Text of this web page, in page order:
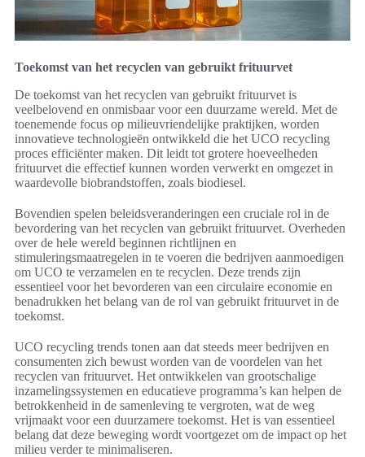
Toekomst van het recyclen van gebruikt frituurvet
De toekomst van het recyclen van gebruikt frituurvet is
veelbelovend en onmisbaar voor een duurzame wereld. Met de
toenemende focus op milieuvriendelijke praktijken, worden
innovatieve technologieën ontwikkeld die het UCO recycling
proces efficiënter maken. Dit leidt tot grotere hoeveelheden
frituurvet die effectief kunnen worden verwerkt en omgezet in
waardevolle biobrandstoffen, zoals biodiesel.
Bovendien spelen beleidsveranderingen een cruciale rol in de
bevordering van het recyclen van gebruikt frituurvet. Overheden
over de hele wereld beginnen richtlijnen en
stimuleringsmaatregelen in te voeren die bedrijven aanmoedigen
om UCO te verzamelen en te recyclen. Deze trends zijn
essentieel voor het bevorderen van een circulaire economie en
benadrukken het belang van de rol van gebruikt frituurvet in de
toekomst.
UCO recycling trends tonen aan dat steeds meer bedrijven en
consumenten zich bewust worden van de voordelen van het
recyclen van frituurvet. Het ontwikkelen van grootschalige
inzamelingssystemen en educatieve programma’s kan helpen de
betrokkenheid in de samenleving te vergroten, wat de weg
vrijmaakt voor een duurzamere toekomst. Het is van essentieel
belang dat deze beweging wordt voortgezet om de impact op het
milieu verder te minimaliseren.